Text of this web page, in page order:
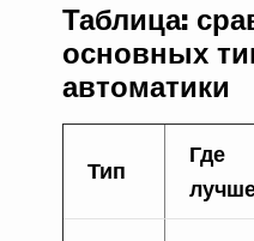
Таблица:
основных
автоматики
Тип
Где